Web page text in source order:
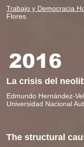
Trabajo y Democracia
Flores.
2016
La crisis del
Edmundo Hernández-
Universidad Nacional
The structural